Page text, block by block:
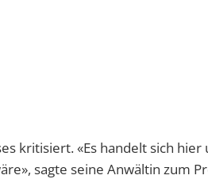
kritisiert. «Es handelt sich hier
sagte seine Anwältin zum